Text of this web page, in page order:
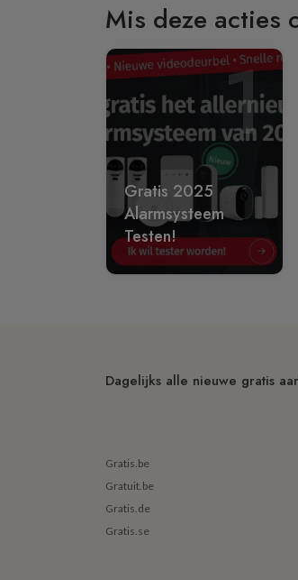
Mis deze acties
1
Gratis 2025
Alarmsysteem
Testen!
Dagelijks alle nieuwe gratis
Gratis.be
Gratuit.be
Gratis.de
Gratis.se